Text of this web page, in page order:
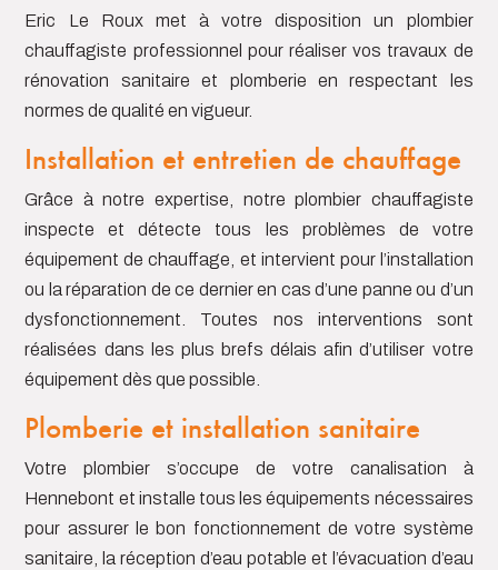
Eric Le Roux met à votre disposition un plombier
chauffagiste professionnel pour réaliser vos travaux de
rénovation sanitaire et plomberie en respectant les
normes de qualité en vigueur.
Installation et entretien de chauffage
Grâce à notre expertise, notre plombier chauffagiste
inspecte et détecte tous les problèmes de votre
équipement de chauffage, et intervient pour l’installation
ou la réparation de ce dernier en cas d’une panne ou d’un
dysfonctionnement. Toutes nos interventions sont
réalisées dans les plus brefs délais afin d’utiliser votre
équipement dès que possible.
Plomberie et installation sanitaire
Votre plombier s’occupe de votre canalisation à
Hennebont et installe tous les équipements nécessaires
pour assurer le bon fonctionnement de votre système
sanitaire, la réception d’eau potable et l’évacuation d’eau